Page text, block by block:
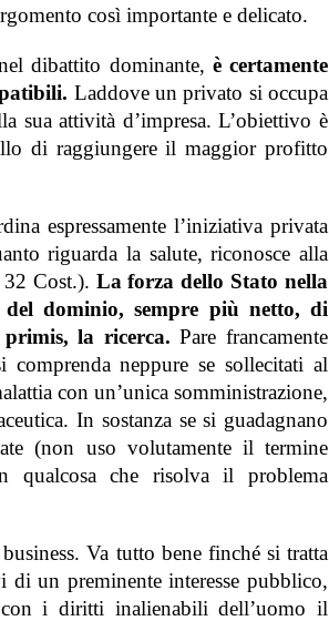
così importante e delicato.
dibattito dominante, è certamente
Laddove un privato si occupa
sua attività d’impresa. L’obiettivo è
di raggiungere il maggior profitto
espressamente l’iniziativa privata
riguarda la salute, riconosce alla
Cost.). La forza dello Stato nella
dominio, sempre più netto, di
primis, la ricerca.Pare francamente
neppure se sollecitati al
con un’unica somministrazione,
In sostanza se si guadagnano
(non uso volutamente il termine
qualcosa che risolva il problema
Va tutto bene finché si tratta
un preminente interesse pubblico,
i diritti inalienabili dell’uomo il